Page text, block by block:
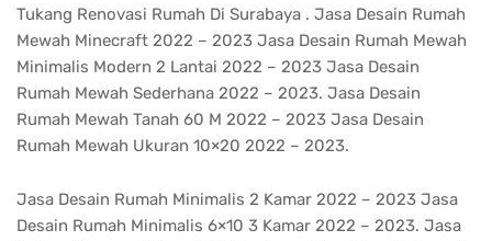
Tukang Renovasi Rumah Di Surabaya . Jasa Desain Rumah
Mewah Minecraft 2022 – 2023 Jasa Desain Rumah Mewah
Minimalis Modern 2 Lantai 2022 – 2023 Jasa Desain
Rumah Mewah Sederhana 2022 – 2023. Jasa Desain
Rumah Mewah Tanah 60 M 2022 – 2023 Jasa Desain
Rumah Mewah Ukuran 10×20 2022 – 2023.
Jasa Desain Rumah Minimalis 2 Kamar 2022 – 2023 Jasa
Desain Rumah Minimalis 6×10 3 Kamar 2022 – 2023. Jasa